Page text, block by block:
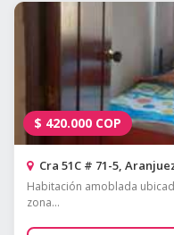
$ 420.000 COP
Cra 51C # 71-5,
Habitación amoblada
zona...